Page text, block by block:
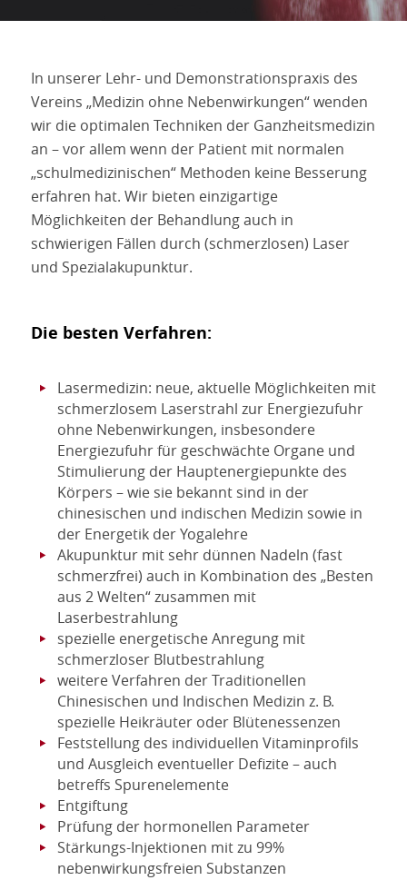
In unserer Lehr- und Demonstrationspraxis des
Vereins „Medizin ohne Nebenwirkungen“ wenden
wir die optimalen Techniken der Ganzheitsmedizin
an – vor allem wenn der Patient mit normalen
„schulmedizinischen“ Methoden keine Besserung
erfahren hat. Wir bieten einzigartige
Möglichkeiten der Behandlung auch in
schwierigen Fällen durch (schmerzlosen) Laser
und Spezialakupunktur.
Die besten Verfahren:
Lasermedizin: neue, aktuelle Möglichkeiten mit
schmerzlosem Laserstrahl zur Energiezufuhr
ohne Nebenwirkungen, insbesondere
Energiezufuhr für geschwächte Organe und
Stimulierung der Hauptenergiepunkte des
Körpers – wie sie bekannt sind in der
chinesischen und indischen Medizin sowie in
der Energetik der Yogalehre
Akupunktur mit sehr dünnen Nadeln (fast
schmerzfrei) auch in Kombination des „Besten
aus 2 Welten“ zusammen mit
Laserbestrahlung
spezielle energetische Anregung mit
schmerzloser Blutbestrahlung
weitere Verfahren der Traditionellen
Chinesischen und Indischen Medizin z. B.
spezielle Heikräuter oder Blütenessenzen
Feststellung des individuellen Vitaminprofils
und Ausgleich eventueller Defizite – auch
betreffs Spurenelemente
Entgiftung
Prüfung der hormonellen Parameter
Stärkungs-Injektionen mit zu 99%
nebenwirkungsfreien Substanzen